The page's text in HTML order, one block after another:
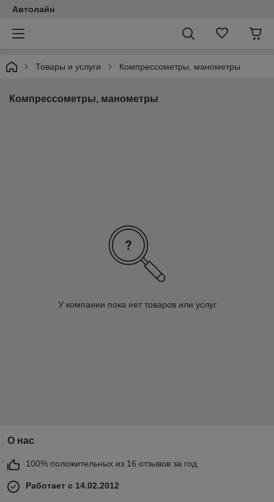
Автолайн
Товары и услуги Компрессометры, манометры
Компрессометры, манометры
У компании пока нет товаров или услуг
О нас
100% положительных из 16 отзывов за год
Работает с 14.02.2012